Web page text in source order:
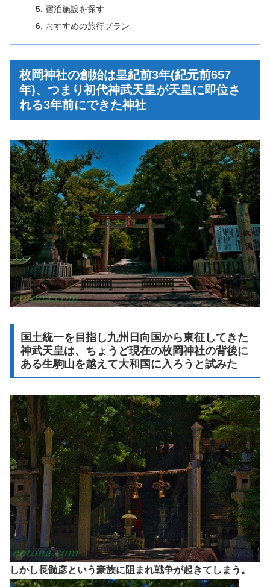
宿泊施設を探す
おすすめの旅行プラン
枚岡神社の創始は皇紀前3年(紀元前657
年)、つまり初代神武天皇が天皇に即位さ
れる3年前にできた神社
国土統一を目指し九州日向国から東征してきた
神武天皇は、ちょうど現在の枚岡神社の背後に
ある生駒山を越えて大和国に入ろうと試みた
しかし長髄彦という豪族に阻まれ戦争が起きてしまう。